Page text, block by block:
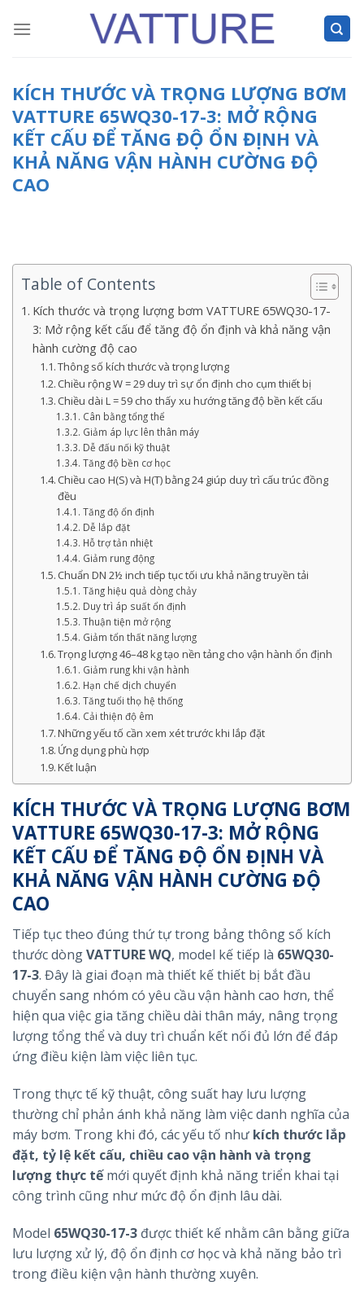
KÍCH THƯỚC VÀ TRỌNG LƯỢNG BƠM
VATTURE 65WQ30-17-3: MỞ RỘNG
KẾT CẤU ĐỂ TĂNG ĐỘ ỔN ĐỊNH VÀ
KHẢ NĂNG VẬN HÀNH CƯỜNG ĐỘ
CAO
Table of Contents
Kích thước và trọng lượng bơm VATTURE 65WQ30-17-
3: Mở rộng kết cấu để tăng độ ổn định và khả năng vận
hành cường độ cao
Thông số kích thước và trọng lượng
Chiều rộng W = 29 duy trì sự ổn định cho cụm thiết bị
Chiều dài L = 59 cho thấy xu hướng tăng độ bền kết cấu
Cân bằng tổng thể
Giảm áp lực lên thân máy
Dễ đấu nối kỹ thuật
Tăng độ bền cơ học
Chiều cao H(S) và H(T) bằng 24 giúp duy trì cấu trúc đồng
đều
Tăng độ ổn định
Dễ lắp đặt
Hỗ trợ tản nhiệt
Giảm rung động
Chuẩn DN 2½ inch tiếp tục tối ưu khả năng truyền tải
Tăng hiệu quả dòng chảy
Duy trì áp suất ổn định
Thuận tiện mở rộng
Giảm tổn thất năng lượng
Trọng lượng 46–48 kg tạo nền tảng cho vận hành ổn định
Giảm rung khi vận hành
Hạn chế dịch chuyển
Tăng tuổi thọ hệ thống
Cải thiện độ êm
Những yếu tố cần xem xét trước khi lắp đặt
Ứng dụng phù hợp
Kết luận
KÍCH THƯỚC VÀ TRỌNG LƯỢNG BƠM
VATTURE 65WQ30-17-3: MỞ RỘNG
KẾT CẤU ĐỂ TĂNG ĐỘ ỔN ĐỊNH VÀ
KHẢ NĂNG VẬN HÀNH CƯỜNG ĐỘ
CAO
Tiếp tục theo đúng thứ tự trong bảng thông số kích
thước dòngVATTURE WQ, model kế tiếp là 65WQ30-
17-3. Đây là giai đoạn mà thiết kế thiết bị bắt đầu
chuyển sang nhóm có yêu cầu vận hành cao hơn, thể
hiện qua việc gia tăng chiều dài thân máy, nâng trọng
lượng tổng thể và duy trì chuẩn kết nối đủ lớn để đáp
ứng điều kiện làm việc liên tục.
Trong thực tế kỹ thuật, công suất hay lưu lượng
thường chỉ phản ánh khả năng làm việc danh nghĩa của
máy bơm. Trong khi đó, các yếu tố như kích thước lắp
đặt, tỷ lệ kết cấu, chiều cao vận hành và trọng
lượng thực tếmới quyết định khả năng triển khai tại
công trình cũng như mức độ ổn định lâu dài.
Model 65WQ30-17-3 được thiết kế nhằm cân bằng giữa
lưu lượng xử lý, độ ổn định cơ học và khả năng bảo trì
trong điều kiện vận hành thường xuyên.